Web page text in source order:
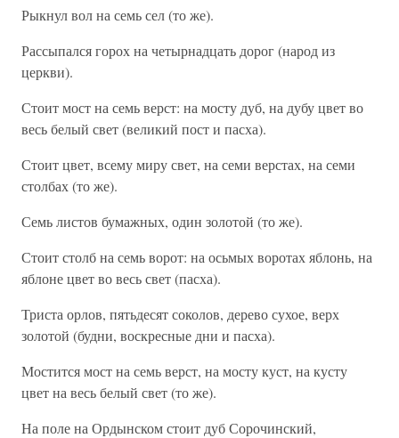
Рыкнул вол на семь сел (то же).
Рассыпался горох на четырнадцать дорог (народ из
церкви).
Стоит мост на семь верст: на мосту дуб, на дубу цвет во
весь белый свет (великий пост и пасха).
Стоит цвет, всему миру свет, на семи верстах, на семи
столбах (то же).
Семь листов бумажных, один золотой (то же).
Стоит столб на семь ворот: на осьмых воротах яблонь, на
яблоне цвет во весь свет (пасха).
Триста орлов, пятьдесят соколов, дерево сухое, верх
золотой (будни, воскресные дни и пасха).
Мостится мост на семь верст, на мосту куст, на кусту
цвет на весь белый свет (то же).
На поле на Ордынском стоит дуб Сорочинский,